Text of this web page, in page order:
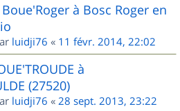
à Bosc Roger en
luidji76 « 11 févr. 2014, 22:02
à
(27520)
luidji76 « 28 sept. 2013, 23:22